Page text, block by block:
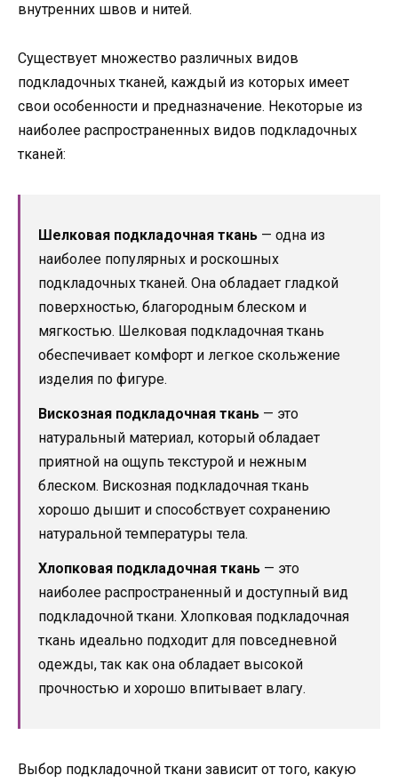
внутренних швов и нитей.
Существует множество различных видов
подкладочных тканей, каждый из которых имеет
свои особенности и предназначение. Некоторые из
наиболее распространенных видов подкладочных
тканей:
Шелковая подкладочная ткань — одна из
наиболее популярных и роскошных
подкладочных тканей. Она обладает гладкой
поверхностью, благородным блеском и
мягкостью. Шелковая подкладочная ткань
обеспечивает комфорт и легкое скольжение
изделия по фигуре.
Вискозная подкладочная ткань — это
натуральный материал, который обладает
приятной на ощупь текстурой и нежным
блеском. Вискозная подкладочная ткань
хорошо дышит и способствует сохранению
натуральной температуры тела.
Хлопковая подкладочная ткань — это
наиболее распространенный и доступный вид
подкладочной ткани. Хлопковая подкладочная
ткань идеально подходит для повседневной
одежды, так как она обладает высокой
прочностью и хорошо впитывает влагу.
Выбор подкладочной ткани зависит от того, какую